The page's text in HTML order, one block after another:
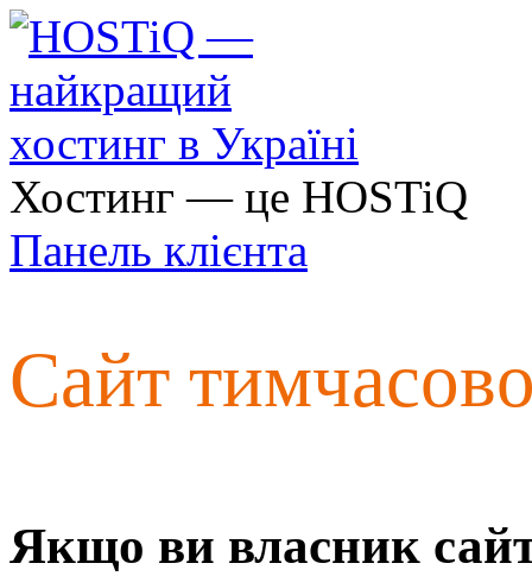
Хостинг — це HOSTiQ
Панель клієнта
Сайт
Якщо ви власник